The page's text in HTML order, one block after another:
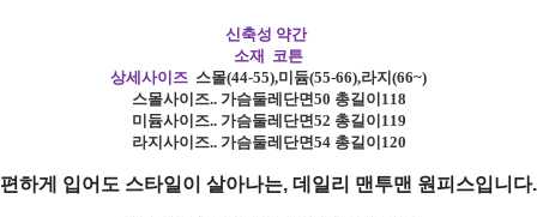
신축성 약간
소재 코튼
상세사이즈 스몰(44-55),미듐(55-66),라지 (66~)
스몰사이즈.. 가슴둘레단면50 총길이118
미듐사이즈.. 가슴둘레단면52 총길이119
라지사이즈.. 가슴둘레단면54 총길이120
편하게 입어도 스타일이 살아나는, 데일리 맨투맨 원피스입니다.